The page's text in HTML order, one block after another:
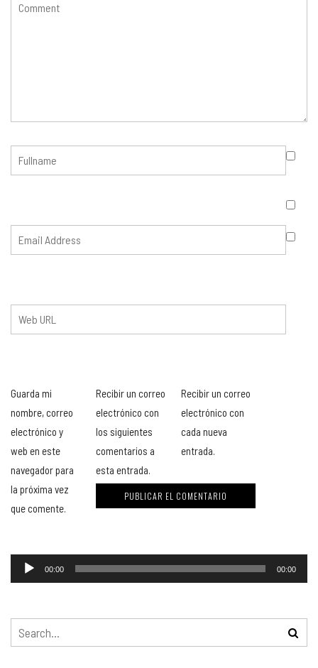
00:00 00:00
Guarda mi
nombre, correo
electrónico y
web en este
navegador para
la próxima vez
que comente.
Recibir un correo
electrónico con
los siguientes
comentarios a
esta entrada.
Recibir un correo
electrónico con
cada nueva
entrada.